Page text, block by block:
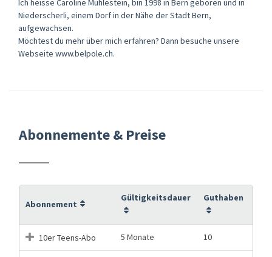
Ich heisse Caroline Mühlestein, bin 1998 in Bern geboren und in
Niederscherli, einem Dorf in der Nähe der Stadt Bern,
aufgewachsen.
Möchtest du mehr über mich erfahren? Dann besuche unsere
Webseite www.belpole.ch.
Abonnemente & Preise
Abonnement
Gültigkeitsdauer Guthaben
10er Teens-Abo 5 Monate 10